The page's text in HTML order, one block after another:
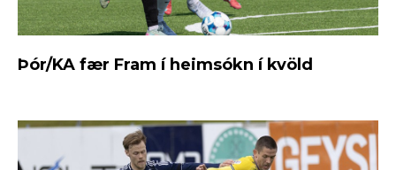
Þór/KA fær Fram í heimsókn í kvöld